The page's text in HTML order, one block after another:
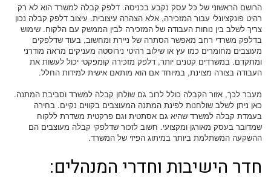
הרושם הראשוני של כל עסק נקבע בכניסה. דלפק קבלה למשרד הוא לא רק
רהיט פונקציונלי עבור המזכירה, אלא הצהרה עיצובית. עיצוב דלפק קבלה נכון
צריך לשלב בין נוחות העבודה של המזכירה לבין הממשק עם הלקוח. שימוש
בדלפק משרדי רחב מאפשר הסתרה של ניירת ומחשוב, בעוד שדלפקים
מעוצבים מחומרים כמו עץ או שילוב רהיטי נירוסטה מעניקים מראה מודרני
ומתקדם. במשרדים קטנים יותר, דלפק מזכירה קומפקטי יכול לעשות את
העבודה בצורה מצוינת, במיוחד אם הוא מותאם אישית למידות החלל.
מעבר לכך, אזור הקבלה כולל לרוב גם שולחן קבלה למשרד וסביבת המתנה.
כאן ניתן לשלב שולחנות לפינת המתנה המעוצבים בקווים נקיים. בחירה
בעמדת קבלה למשרד שהיא גם אסתטית וגם פרקטית משדרת ללקוח
שמדובר בעסק מאורגן ומקצועי. חשוב לזכור שדלפקי קבלה מעוצבים הם
ההשקעה המשתלמת ביותר במיתוג הפיזי של המשרד.
חדר הישיבות וחדרי המנהלים: